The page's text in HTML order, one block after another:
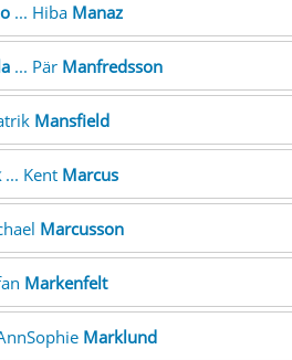
... Hiba Manaz
... Pär Manfredsson
Mansfield
... Kent Marcus
Marcusson
Markenfelt
Marklund